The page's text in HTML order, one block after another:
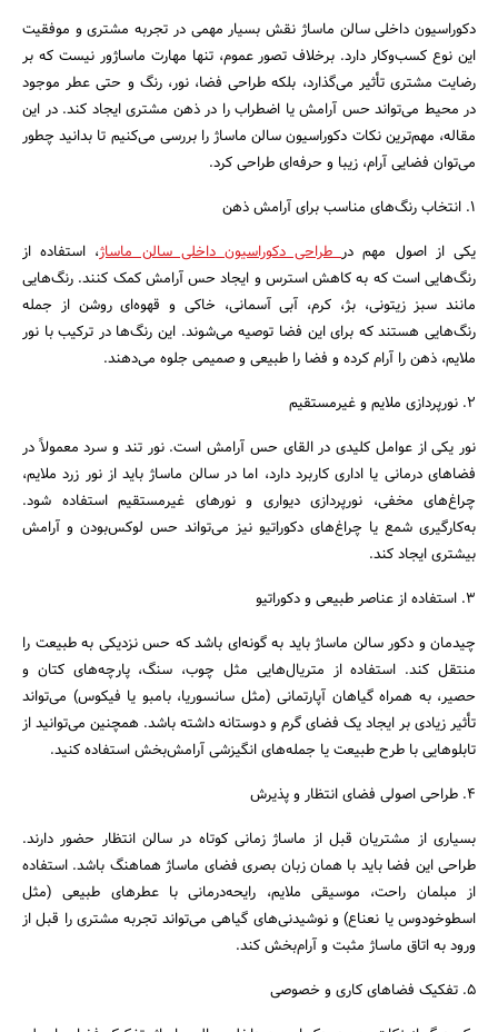
دکوراسیون داخلی سالن ماساژ نقش بسیار مهمی در تجربه مشتری و موفقیت
این نوع کسب‌وکار دارد. برخلاف تصور عموم، تنها مهارت ماساژور نیست که بر
رضایت مشتری تأثیر می‌گذارد، بلکه طراحی فضا، نور، رنگ و حتی عطر موجود
در محیط می‌تواند حس آرامش یا اضطراب را در ذهن مشتری ایجاد کند. در این
مقاله، مهم‌ترین نکات دکوراسیون سالن ماساژ را بررسی می‌کنیم تا بدانید چطور
می‌توان فضایی آرام، زیبا و حرفه‌ای طراحی کرد.
۱. انتخاب رنگ‌های مناسب برای آرامش ذهن
یکی از اصول مهم درطراحی دکوراسیون داخلی سالن ماساژ، استفاده از
رنگ‌هایی است که به کاهش استرس و ایجاد حس آرامش کمک کنند. رنگ‌هایی
مانند سبز زیتونی، بژ، کرم، آبی آسمانی، خاکی و قهوه‌ای روشن از جمله
رنگ‌هایی هستند که برای این فضا توصیه می‌شوند. این رنگ‌ها در ترکیب با نور
ملایم، ذهن را آرام کرده و فضا را طبیعی و صمیمی جلوه می‌دهند.
۲. نورپردازی ملایم و غیرمستقیم
نور یکی از عوامل کلیدی در القای حس آرامش است. نور تند و سرد معمولاً در
فضاهای درمانی یا اداری کاربرد دارد، اما در سالن ماساژ باید از نور زرد ملایم،
چراغ‌های مخفی، نورپردازی دیواری و نورهای غیرمستقیم استفاده شود.
به‌کارگیری شمع یا چراغ‌های دکوراتیو نیز می‌تواند حس لوکس‌بودن و آرامش
بیشتری ایجاد کند.
۳. استفاده از عناصر طبیعی و دکوراتیو
چیدمان و دکور سالن ماساژ باید به گونه‌ای باشد که حس نزدیکی به طبیعت را
منتقل کند. استفاده از متریال‌هایی مثل چوب، سنگ، پارچه‌های کتان و
حصیر، به همراه گیاهان آپارتمانی (مثل سانسوریا، بامبو یا فیکوس) می‌تواند
تأثیر زیادی بر ایجاد یک فضای گرم و دوستانه داشته باشد. همچنین می‌توانید از
تابلوهایی با طرح طبیعت یا جمله‌های انگیزشی آرامش‌بخش استفاده کنید.
۴. طراحی اصولی فضای انتظار و پذیرش
بسیاری از مشتریان قبل از ماساژ زمانی کوتاه در سالن انتظار حضور دارند.
طراحی این فضا باید با همان زبان بصری فضای ماساژ هماهنگ باشد. استفاده
از مبلمان راحت، موسیقی ملایم، رایحه‌درمانی با عطرهای طبیعی (مثل
اسطوخودوس یا نعناع) و نوشیدنی‌های گیاهی می‌تواند تجربه مشتری را قبل از
ورود به اتاق ماساژ مثبت و آرام‌بخش کند.
۵. تفکیک فضاهای کاری و خصوصی